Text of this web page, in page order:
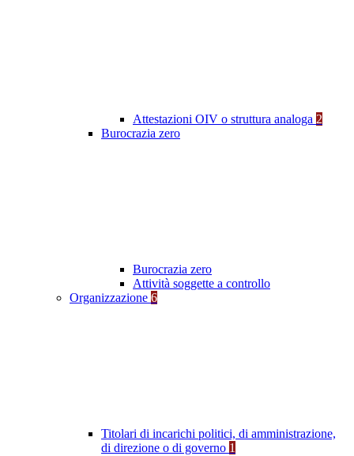
Attestazioni OIV o struttura analoga 2
Burocrazia zero
Burocrazia zero
Attività soggette a controllo
Organizzazione 6
Titolari di incarichi politici, di amministrazione,
di direzione o di governo 1